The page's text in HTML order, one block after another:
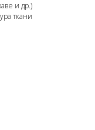
и др.)
ткани